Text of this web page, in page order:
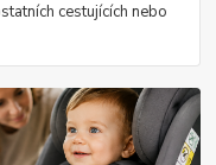
cestujících nebo